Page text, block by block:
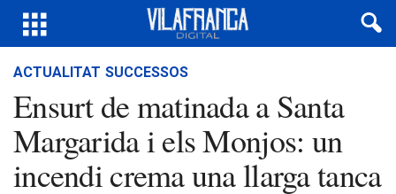
ACTUALITAT SUCCESSOS
Ensurt de matinada a Santa
Margarida i els Monjos: un
incendi crema una llarga tanca